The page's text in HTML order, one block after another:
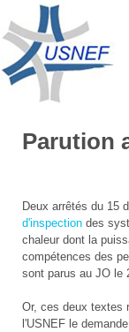
Parution
Deux arrêtés du 15
d'inspection des
chaleur dont la
compétences des
sont parus au JO le
Or, ces deux textes
l'USNEF le